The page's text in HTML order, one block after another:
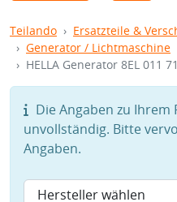
Teilando Ersatzteile &
Generator / Lichtmaschine
HELLA Generator 8EL 011
Die Angaben zu Ihrem
unvollständig. Bitte
Angaben.